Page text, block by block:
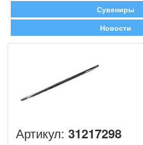
Сувениры
Новости
Артикул: 31217298